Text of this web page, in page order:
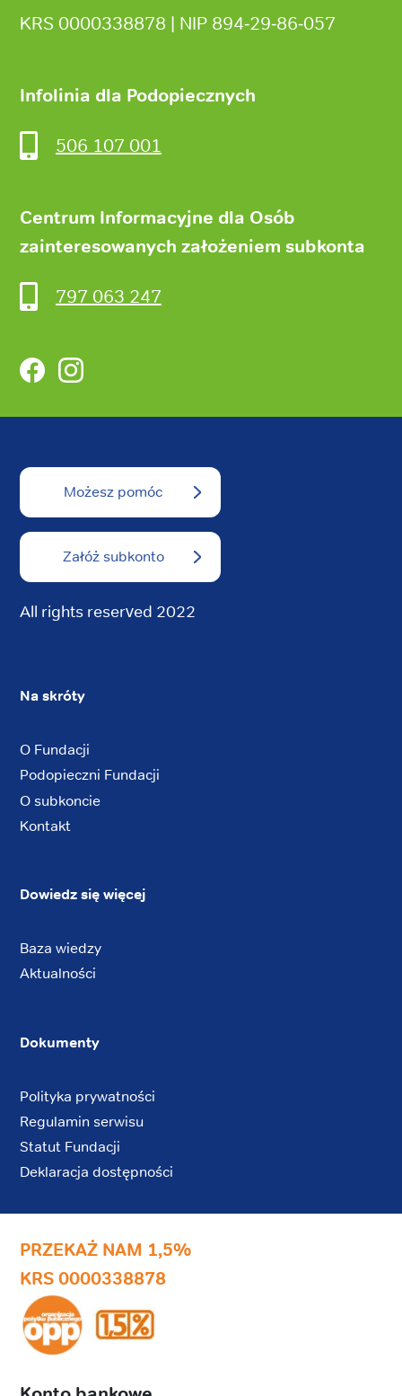
KRS 0000338878 | NIP 894‑29‑86‑057
Infolinia dla Podopiecznych
506 107 001
Centrum Informacyjne dla Osób
zainteresowanych założeniem subkonta
797 063 247
FacebookInstagram
Możesz pomóc
Załóż subkonto
All rights reserved 2022
Na skróty
O Fundacji
Podopieczni Fundacji
O subkoncie
Kontakt
Dowiedz się więcej
Baza wiedzy
Aktualności
Dokumenty
Polityka prywatności
Regulamin serwisu
Statut Fundacji
Deklaracja dostępności
PRZEKAŻ NAM 1,5%
KRS 0000338878